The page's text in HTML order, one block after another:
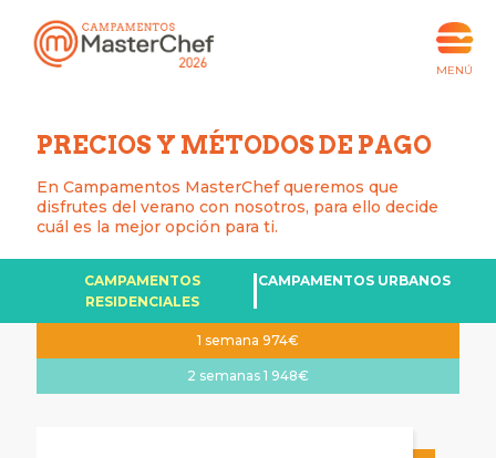
PRECIOS Y MÉTODOSDE PAGO
En Campamentos MasterChef queremos que
disfrutes del verano con nosotros, para ello decide
cuál es la mejor opción para ti.
CAMPAMENTOS
RESIDENCIALES
CAMPAMENTOS URBANOS
1 semana 974€
2 semanas 1 948€